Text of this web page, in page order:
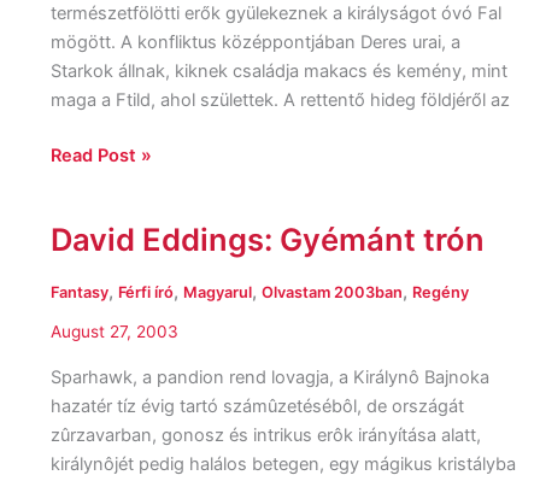
természetfölötti erők gyülekeznek a királyságot óvó Fal
mögött. A konfliktus középpontjában Deres urai, a
Starkok állnak, kiknek családja makacs és kemény, mint
maga a Ftild, ahol születtek. A rettentő hideg földjéről az
Read Post »
David Eddings: Gyémánt trón
Fantasy, Férfi író, Magyarul, Olvastam 2003ban, Regény
August 27, 2003
Sparhawk, a pandion rend lovagja, a Királynô Bajnoka
hazatér tíz évig tartó számûzetésébôl, de országát
zûrzavarban, gonosz és intrikus erôk irányítása alatt,
királynôjét pedig halálos betegen, egy mágikus kristályba
David
Gyémánt